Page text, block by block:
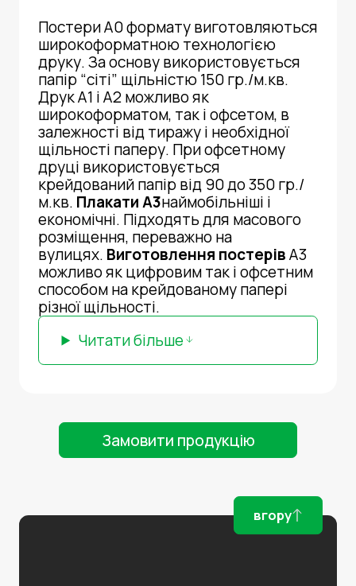
Постери А0 формату виготовляються
широкоформатною технологією
друку. За основу використовується
папір “сіті” щільністю 150 гр./м.кв.
Друк А1 і А2 можливо як
широкоформатом, так і офсетом, в
залежності від тиражу і необхідної
щільності паперу. При офсетному
друці використовується
крейдований папір від 90 до 350 гр./
м.кв. Плакати А3наймобільніші і
економічні. Підходять для масового
розміщення, переважно на
вулицях. Виготовлення постерівА3
можливо як цифровим так і офсетним
способом на крейдованому папері
різної щільності.
Читати більше
Замовити продукцію
вгору